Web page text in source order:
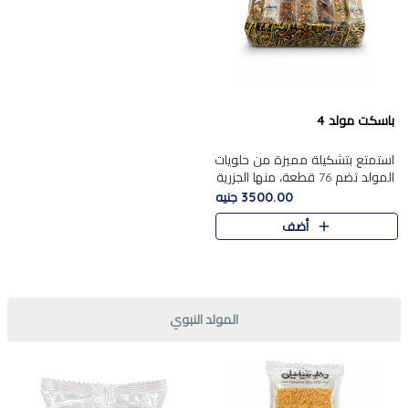
باسكت مولد 4
استمتع بتشكيلة مميزة من حلويات
المولد تضم 76 قطعة، منها الجزرية
بالفول والبندق، علي بابا
بالمكسرات.......
3500.00 جنيه
أضف
المولد النبوي